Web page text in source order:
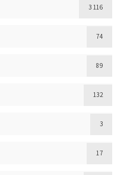
3 116
74
89
132
3
17